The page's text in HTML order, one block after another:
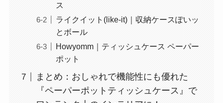
ス
ライクイット(like-it)｜収納ケースぽいッ
とボール
Howyomm｜ティッシュケース ペーパー
ポット
まとめ：おしゃれで機能性にも優れた
『ペーパーポットティッシュケース』で